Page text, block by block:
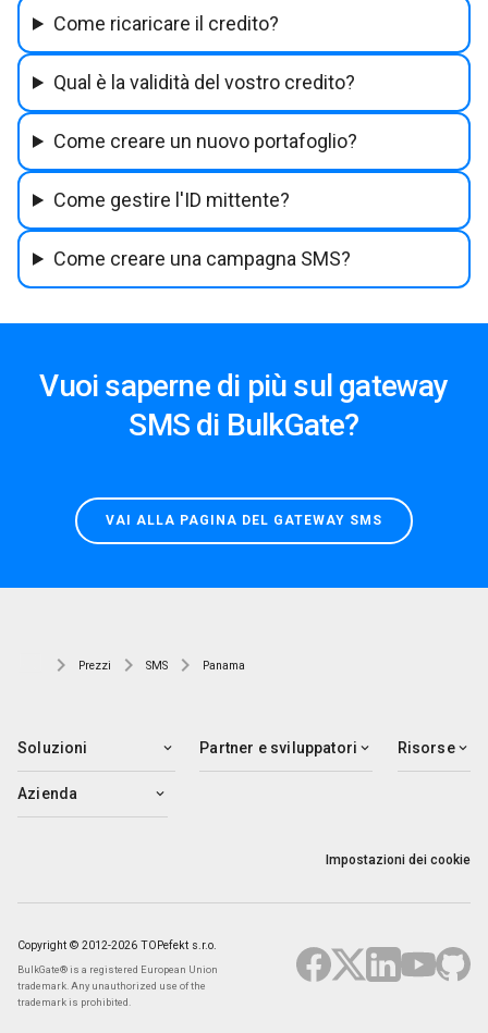
Come ricaricare il credito?
Qual è la validità del vostro credito?
Come creare un nuovo portafoglio?
Come gestire l'ID mittente?
Come creare una campagna SMS?
Vuoi saperne di più sul gateway
SMS di BulkGate?
VAI ALLA PAGINA DEL GATEWAY SMS
Prezzi SMS Panama
Soluzioni Partner e sviluppatori Risorse
Azienda
Impostazioni dei cookie
Copyright © 2012-2026 TOPefekt s.r.o.
BulkGate® is a registered European Union
trademark. Any unauthorized use of the
trademark is prohibited.